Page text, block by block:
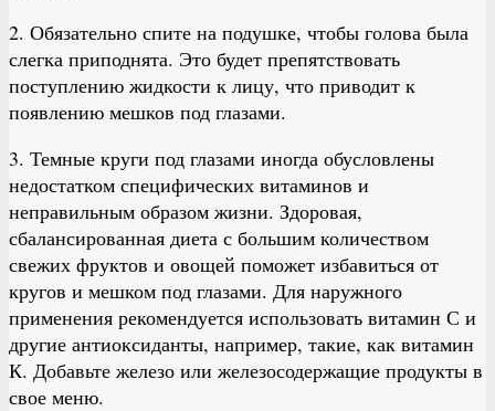
2. Обязательно спите на подушке, чтобы голова была
слегка приподнята. Это будет препятствовать
поступлению жидкости к лицу, что приводит к
появлению мешков под глазами.
3. Темные круги под глазами иногда обусловлены
недостатком специфических витаминов и
неправильным образом жизни. Здоровая,
сбалансированная диета с большим количеством
свежих фруктов и овощей поможет избавиться от
кругов и мешком под глазами. Для наружного
применения рекомендуется использовать витамин С и
другие антиоксиданты, например, такие, как витамин
К. Добавьте железо или железосодержащие продукты в
свое меню.